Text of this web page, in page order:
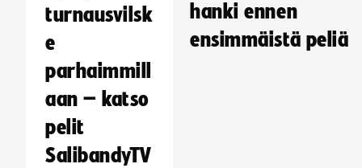
turnausvilsk
e
parhaimmill
aan – katso
pelit
SalibandyTV
hanki ennen
ensimmäistä peliä